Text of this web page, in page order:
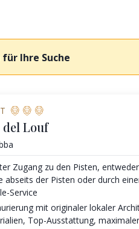
Ihre Suche
del Louf
Zugang zu den Pisten,
abseits der Pisten oder durch
Service
mit originaler lokaler
Top-Ausstattung,